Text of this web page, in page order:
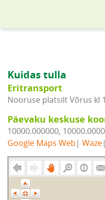
Kuidas tulla
Eritransport
Nooruse platsilt Võrus kl
Päevaku keskuse
10000.000000,
Google Maps Web | Waze|